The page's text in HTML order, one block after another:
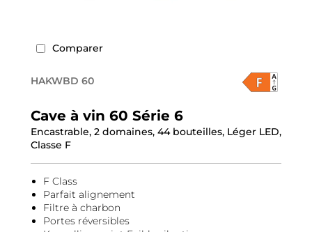
Comparer
HAKWBD 60
Cave à vin 60 Série 6
Encastrable, 2 domaines, 44 bouteilles, Léger LED,
Classe F
F Class
Parfait alignement
Filtre à charbon
Portes réversibles